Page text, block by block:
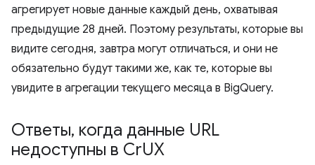
агрегирует новые данные каждый день, охватывая
предыдущие 28 дней. Поэтому результаты, которые вы
видите сегодня, завтра могут отличаться, и они не
обязательно будут такими же, как те, которые вы
увидите в агрегации текущего месяца в BigQuery.
Ответы, когда данные URL
недоступны в CrUX